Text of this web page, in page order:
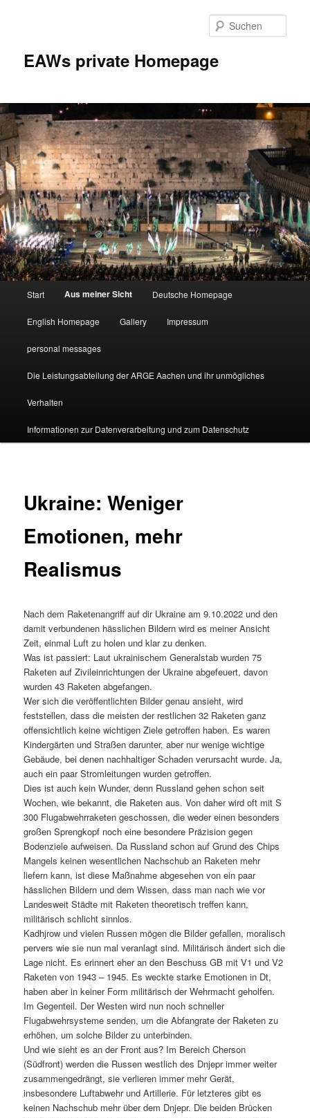
EAWs private Homepage
Start Aus meiner Sicht Deutsche Homepage
English Homepage Gallery Impressum
personal messages
Die Leistungsabteilung der ARGE Aachen und ihr unmögliches
Verhalten
Informationen zur Datenverarbeitung und zum Datenschutz
Ukraine: Weniger
Emotionen, mehr
Realismus
Nach dem Raketenangriff auf dir Ukraine am 9.10.2022 und den
damit verbundenen hässlichen Bildern wird es meiner Ansicht
Zeit, einmal Luft zu holen und klar zu denken.
Was ist passiert: Laut ukrainischem Generalstab wurden 75
Raketen auf Zivileinrichtungen der Ukraine abgefeuert, davon
wurden 43 Raketen abgefangen.
Wer sich die veröffentlichten Bilder genau ansieht, wird
feststellen, dass die meisten der restlichen 32 Raketen ganz
offensichtlich keine wichtigen Ziele getroffen haben. Es waren
Kindergärten und Straßen darunter, aber nur wenige wichtige
Gebäude, bei denen nachhaltiger Schaden verursacht wurde. Ja,
auch ein paar Stromleitungen wurden getroffen.
Dies ist auch kein Wunder, denn Russland gehen schon seit
Wochen, wie bekannt, die Raketen aus. Von daher wird oft mit S
300 Flugabwehrraketen geschossen, die weder einen besonders
großen Sprengkopf noch eine besondere Präzision gegen
Bodenziele aufweisen. Da Russland schon auf Grund des Chips
Mangels keinen wesentlichen Nachschub an Raketen mehr
liefern kann, ist diese Maßnahme abgesehen von ein paar
hässlichen Bildern und dem Wissen, dass man nach wie vor
Landesweit Städte mit Raketen theoretisch treffen kann,
militärisch schlicht sinnlos.
Kadhjrow und vielen Russen mögen die Bilder gefallen, moralisch
pervers wie sie nun mal veranlagt sind. Militärisch ändert sich die
Lage nicht. Es erinnert eher an den Beschuss GB mit V1 und V2
Raketen von 1943 – 1945. Es weckte starke Emotionen in Dt,
haben aber in keiner Form militärisch der Wehrmacht geholfen.
Im Gegenteil. Der Westen wird nun noch schneller
Flugabwehrsysteme senden, um die Abfangrate der Raketen zu
erhöhen, um solche Bilder zu unterbinden.
Und wie sieht es an der Front aus? Im Bereich Cherson
(Südfront) werden die Russen westlich des Dnjepr immer weiter
zusammengedrängt, sie verlieren immer mehr Gerät,
insbesondere Luftabwehr und Artillerie. Für letzteres gibt es
keinen Nachschub mehr über dem Dnjepr. Die beiden Brücken